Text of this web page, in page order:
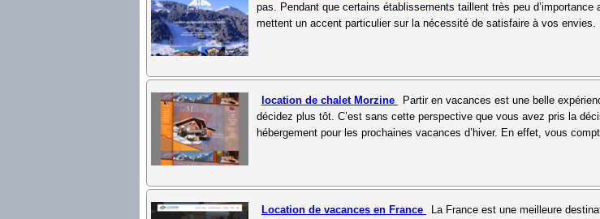
pas. Pendant que certains établissements taillent très peu d’importance
mettent un accent particulier sur la nécessité de satisfaire à vos envies.
location de chalet Morzine
Partir en vacances est une belle
décidez plus tôt. C’est sans cette perspective que vous avez pris la
hébergement pour les prochaines vacances d’hiver. En effet, vous
Location de vacances en France
La France est une meilleure